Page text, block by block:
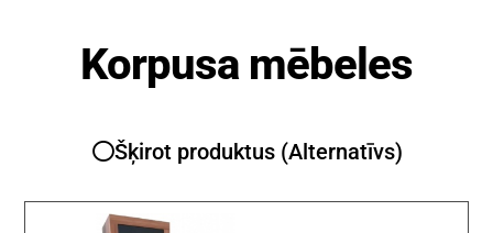
Korpusa mēbeles
Šķirot produktus (Alternatīvs)